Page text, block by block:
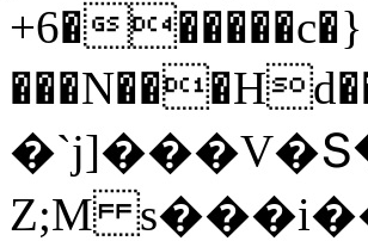
+6������c�}
Z;M